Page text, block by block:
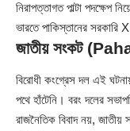
নিরাপত্তাগত পাল্টা পদক্ষেপ
ভারতে পাকিস্তানের সরকারি
জাতীয় সংকট
বিরোধী কংগ্রেস দল এই
পথে হাঁটেনি। বরং দলের
রাজনৈতিক বিবাদ নয়,